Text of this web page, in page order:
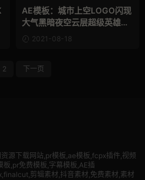
三维
AE模板：城市上空LOGO闪现
大气黑暗夜空云层超级英雄出
场发光徽标 Super Hero Logo
2021-08-18
2 下一页
源下载网站,pr模板,ae模板,fcpx插件,视频
,pr免费模板,字幕模板,AE插
剪辑素材,抖音素材,免费素材,素材